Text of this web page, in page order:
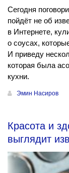
Сегодня
пойдёт не об
в Интернете,
о соусах,
И приведу
которая была
кухни.
Эмин Насиров
Красота и
выглядит